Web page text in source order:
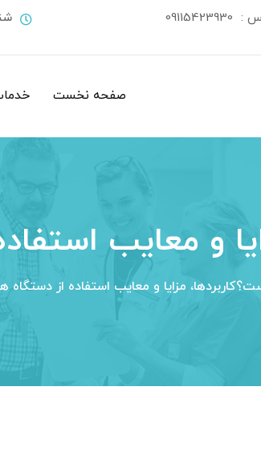
:
09115423930
صفحه نخست
و معایب
مزایا و معایب استفاده از دستگاه